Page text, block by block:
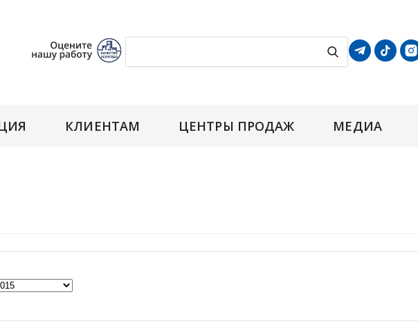
КЛИЕНТАМ ЦЕНТРЫ ПРОДАЖ МЕДИА